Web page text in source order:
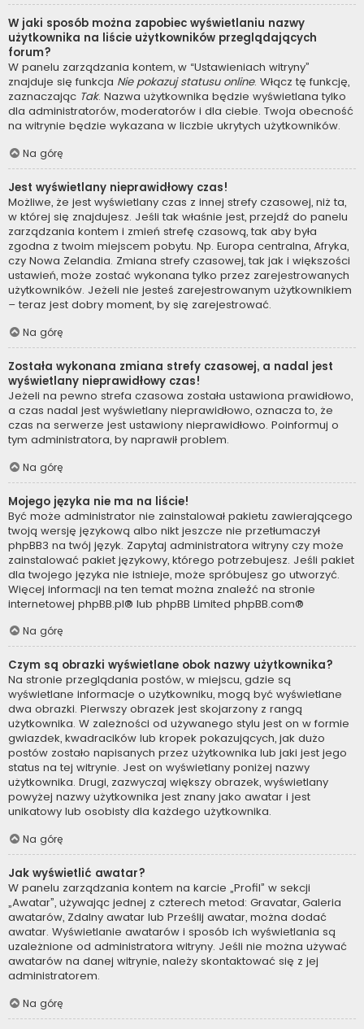
W jaki sposób można zapobiec wyświetlaniu nazwy
użytkownika na liście użytkowników przeglądających
forum?
W panelu zarządzania kontem, w “Ustawieniach witryny”
znajduje się funkcja Nie pokazuj statusu online. Włącz tę funkcję,
zaznaczając Tak. Nazwa użytkownika będzie wyświetlana tylko
dla administratorów, moderatorów i dla ciebie. Twoja obecność
na witrynie będzie wykazana w liczbie ukrytych użytkowników.
Na górę
Jest wyświetlany nieprawidłowy czas!
Możliwe, że jest wyświetlany czas z innej strefy czasowej, niż ta,
w której się znajdujesz. Jeśli tak właśnie jest, przejdź do panelu
zarządzania kontem i zmień strefę czasową, tak aby była
zgodna z twoim miejscem pobytu. Np. Europa centralna, Afryka,
czy Nowa Zelandia. Zmiana strefy czasowej, tak jak i większości
ustawień, może zostać wykonana tylko przez zarejestrowanych
użytkowników. Jeżeli nie jesteś zarejestrowanym użytkownikiem
– teraz jest dobry moment, by się zarejestrować.
Na górę
Została wykonana zmiana strefy czasowej, a nadal jest
wyświetlany nieprawidłowy czas!
Jeżeli na pewno strefa czasowa została ustawiona prawidłowo,
a czas nadal jest wyświetlany nieprawidłowo, oznacza to, że
czas na serwerze jest ustawiony nieprawidłowo. Poinformuj o
tym administratora, by naprawił problem.
Na górę
Mojego języka nie ma na liście!
Być może administrator nie zainstalował pakietu zawierającego
twoją wersję językową albo nikt jeszcze nie przetłumaczył
phpBB3 na twój język. Zapytaj administratora witryny czy może
zainstalować pakiet językowy, którego potrzebujesz. Jeśli pakiet
dla twojego języka nie istnieje, może spróbujesz go utworzyć.
Więcej informacji na ten temat można znaleźć na stronie
internetowej phpBB.pl® lub phpBB Limited phpBB.com®
Na górę
Czym są obrazki wyświetlane obok nazwy użytkownika?
Na stronie przeglądania postów, w miejscu, gdzie są
wyświetlane informacje o użytkowniku, mogą być wyświetlane
dwa obrazki. Pierwszy obrazek jest skojarzony z rangą
użytkownika. W zależności od używanego stylu jest on w formie
gwiazdek, kwadracików lub kropek pokazujących, jak dużo
postów zostało napisanych przez użytkownika lub jaki jest jego
status na tej witrynie. Jest on wyświetlany poniżej nazwy
użytkownika. Drugi, zazwyczaj większy obrazek, wyświetlany
powyżej nazwy użytkownika jest znany jako awatar i jest
unikatowy lub osobisty dla każdego użytkownika.
Na górę
Jak wyświetlić awatar?
W panelu zarządzania kontem na karcie „Profil” w sekcji
„Awatar”, używając jednej z czterech metod: Gravatar, Galeria
awatarów, Zdalny awatar lub Prześlij awatar, można dodać
awatar. Wyświetlanie awatarów i sposób ich wyświetlania są
uzależnione od administratora witryny. Jeśli nie można używać
awatarów na danej witrynie, należy skontaktować się z jej
administratorem.
Na górę